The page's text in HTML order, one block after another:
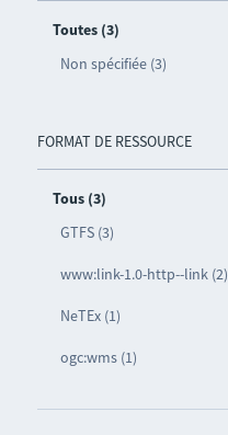
Toutes (3)
Non spécifiée (3)
FORMAT DE RESSOURCE
Tous (3)
GTFS (3)
www:link-1.0-http--link (2)
NeTEx (1)
ogc:wms (1)